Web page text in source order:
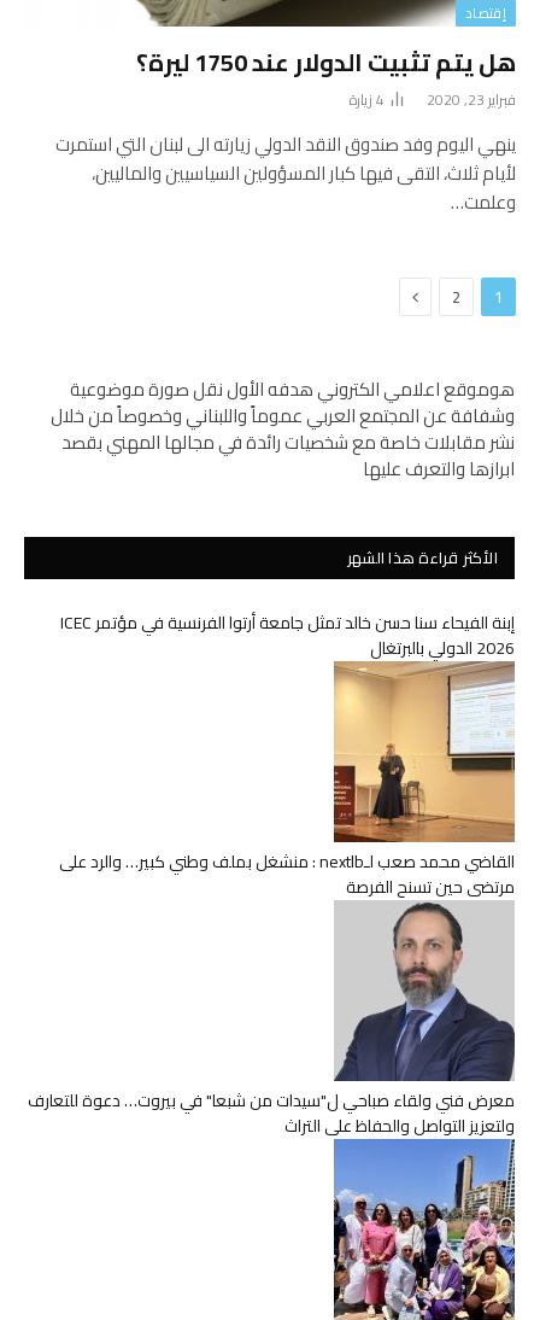
إقتصاد
هل يتم تثبيت الدولار عند 1750 ليرة؟
فبراير 23, 2020 4زيارة
ينهي اليوم وفد صندوق النقد الدولي زيارته الى لبنان التي استمرت
لأيام ثلاث، التقى فيها كبار المسؤولين السياسيين والماليين،
وعلمت…
1
2 التالي
هوموقع اعلامي الكتروني هدفه الأول نقل صورة موضوعية
وشفافة عن المجتمع العربي عموماً واللبناني وخصوصاً من خلال
نشر مقابلات خاصة مع شخصيات رائدة في مجالها المهني بقصد
ابرازها والتعرف عليها
الأكثر قراءة هذا الشهر
إبنة الفيحاء سنا حسن خالد تمثل جامعة أرتوا الفرنسية في مؤتمر ICEC
2026 الدولي بالبرتغال
القاضي محمد صعب لـnextlb : منشغل بملف وطني كبير… والرد على
مرتضى حين تسنح الفرصة
معرض فني ولقاء صباحي ل"سيدات من شبعا" في بيروت… دعوة للتعارف
ولتعزيز التواصل والحفاظ على التراث